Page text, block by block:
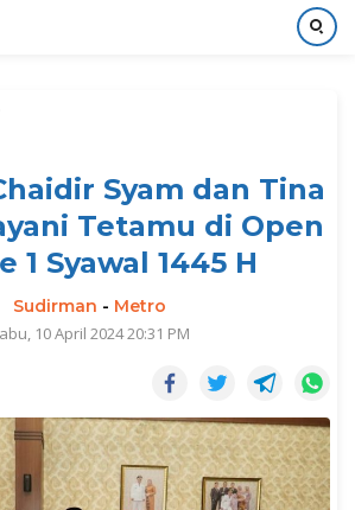
Syam dan Tina
Tetamu di Open
1 Syawal 1445 H
Sudirman - Metro
10 April 2024 20:31 PM